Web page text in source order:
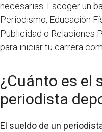
necesarias. Escoger un
Periodismo, Educación
Publicidad o Relaciones
para iniciar tu carrera
¿Cuánto es el
periodista
El sueldo de un